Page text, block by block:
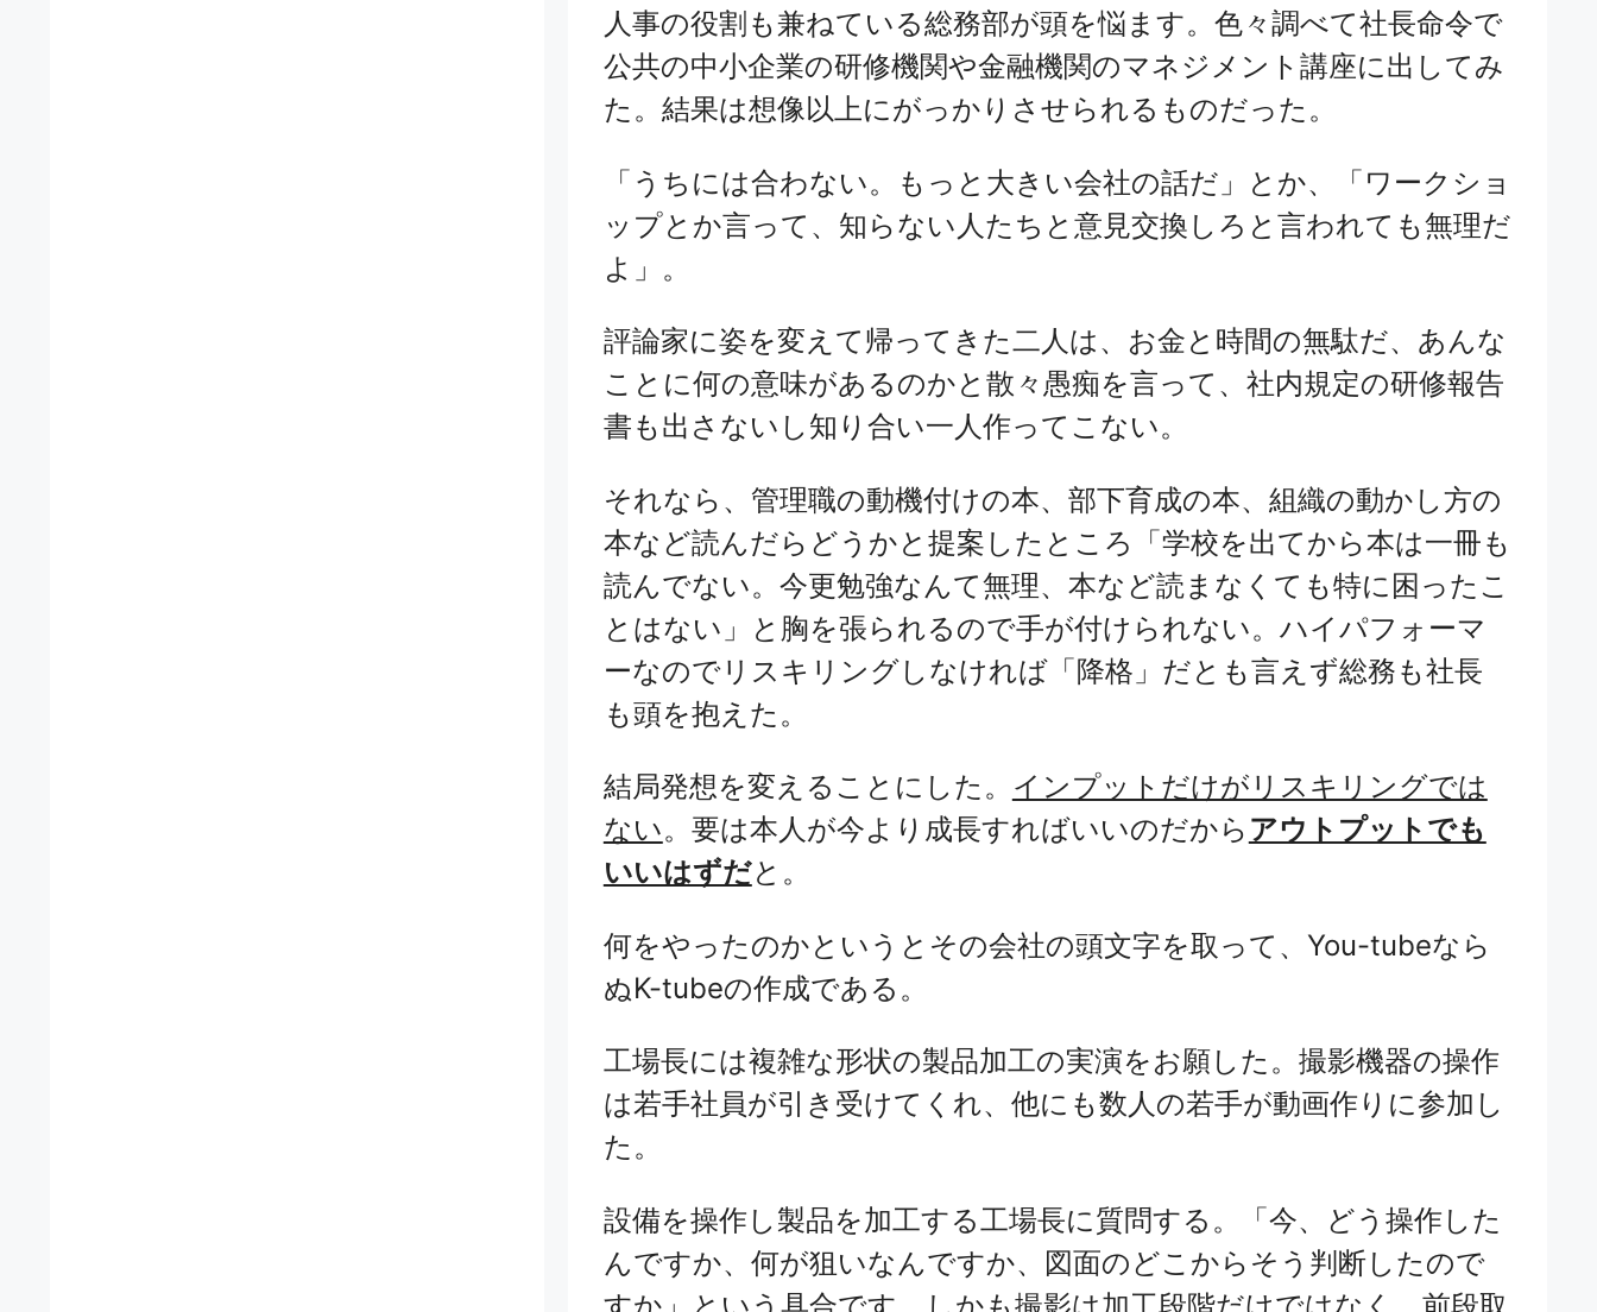
人事の役割も兼ねている総務部が頭を悩ます。色々調べて社長命令で
公共の中小企業の研修機関や金融機関のマネジメント講座に出してみ
た。結果は想像以上にがっかりさせられるものだった。
「うちには合わない。もっと大きい会社の話だ」とか、「ワークショ
ップとか言って、知らない人たちと意見交換しろと言われても無理だ
よ」。
評論家に姿を変えて帰ってきた二人は、お金と時間の無駄だ、あんな
ことに何の意味があるのかと散々愚痴を言って、社内規定の研修報告
書も出さないし知り合い一人作ってこない。
それなら、管理職の動機付けの本、部下育成の本、組織の動かし方の
本など読んだらどうかと提案したところ「学校を出てから本は一冊も
読んでない。今更勉強なんて無理、本など読まなくても特に困ったこ
とはない」と胸を張られるので手が付けられない。ハイパフォーマ
ーなのでリスキリングしなければ「降格」だとも言えず総務も社長
も頭を抱えた。
結局発想を変えることにした。 インプットだけがリスキリングでは
ない。要は本人が今より成長すればいいのだから アウトプットでも
いいはずだと。
何をやったのかというとその会社の頭文字を取って、You-tubeなら
ぬK-tubeの作成である。
工場長には複雑な形状の製品加工の実演をお願した。撮影機器の操作
は若手社員が引き受けてくれ、他にも数人の若手が動画作りに参加し
た。
設備を操作し製品を加工する工場長に質問する。「今、どう操作した
んですか、何が狙いなんですか、図面のどこからそう判断したので